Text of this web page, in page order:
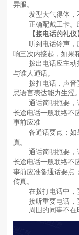
异服。
发型大气得体，不
正确配戴工卡。应
【接电话的礼仪
听到电话铃声，应
响三次内接起，如果
拨出电话应主动报
与谁人通话。
拨打电话，声音要
忌语言表达能力生涩。
通话简明扼要，讲
长途电话一般联络不
事前应准
备通话要点；如果
真。
通话简明扼要，讲
长途电话一般联络不
事前应准备通话要点
传真。
在拨打电话中，要
接听重要电话，要
周围的同事不在时